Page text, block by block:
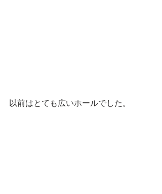
以前はとても広いホールでした。